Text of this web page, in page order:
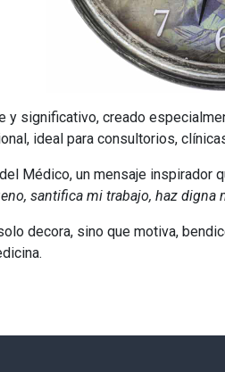
y significativo, creado
ideal para consultorios,
Médico, un mensaje inspirador
santifica mi trabajo, haz
decora, sino que motiva,